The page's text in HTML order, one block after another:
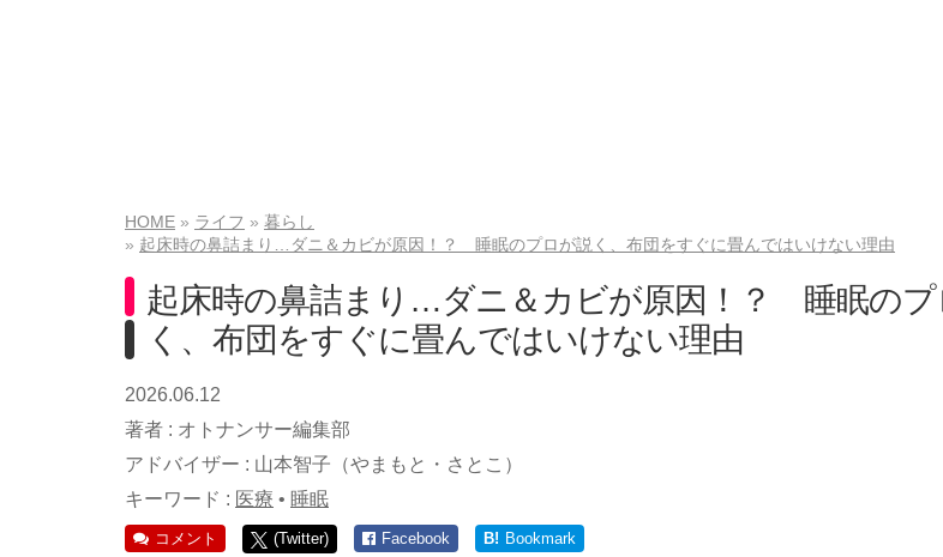
HOME ライフ
暮らし
起床時の鼻詰まり…ダニ＆カビが原因！？ 睡眠のプロが説く、布団をすぐに畳んではいけない理由
起床時の鼻詰まり…ダニ＆カビが原因！？ 睡眠のプ
く、布団をすぐに畳んではいけない理由
2026.06.12
著者 : オトナンサー編集部
アドバイザー : 山本智子（やまもと・さとこ）
キーワード : 医療 • 睡眠
コメント (Twitter) Facebook B! Bookmark